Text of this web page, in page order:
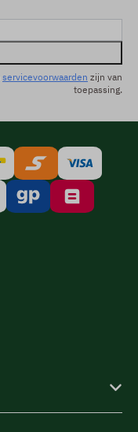
servicevoorwaarden zijn van
toepassing.